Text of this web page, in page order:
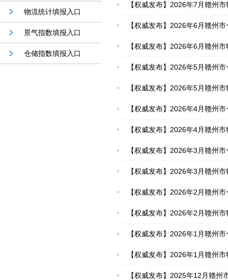
物流统计填报入口
景气指数填报入口
仓储指数填报入口
【权威发布】2026年7月赣州
【权威发布】2026年6月赣州
【权威发布】2026年6月赣州
【权威发布】2026年5月赣州
【权威发布】2026年5月赣州
【权威发布】2026年4月赣州
【权威发布】2026年4月赣州
【权威发布】2026年3月赣州
【权威发布】2026年3月赣州
【权威发布】2026年2月赣州
【权威发布】2026年2月赣州
【权威发布】2026年1月赣州
【权威发布】2026年1月赣州
【权威发布】2025年12月赣州